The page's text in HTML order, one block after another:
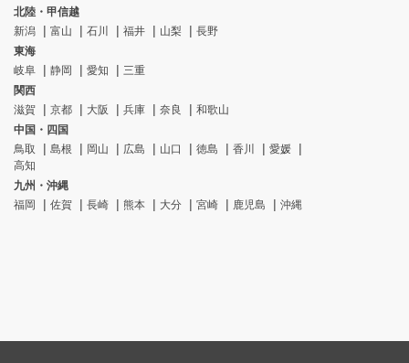
北陸・甲信越
新潟
富山 石川 福井 山梨
長野
東海
岐阜
静岡 愛知
三重
関西
滋賀
京都 大阪 兵庫 奈良
和歌山
中国・四国
鳥取
島根 岡山 広島 山口 徳島 香川
愛媛
高知
九州・沖縄
福岡
佐賀 長崎 熊本 大分 宮崎 鹿児島 沖縄